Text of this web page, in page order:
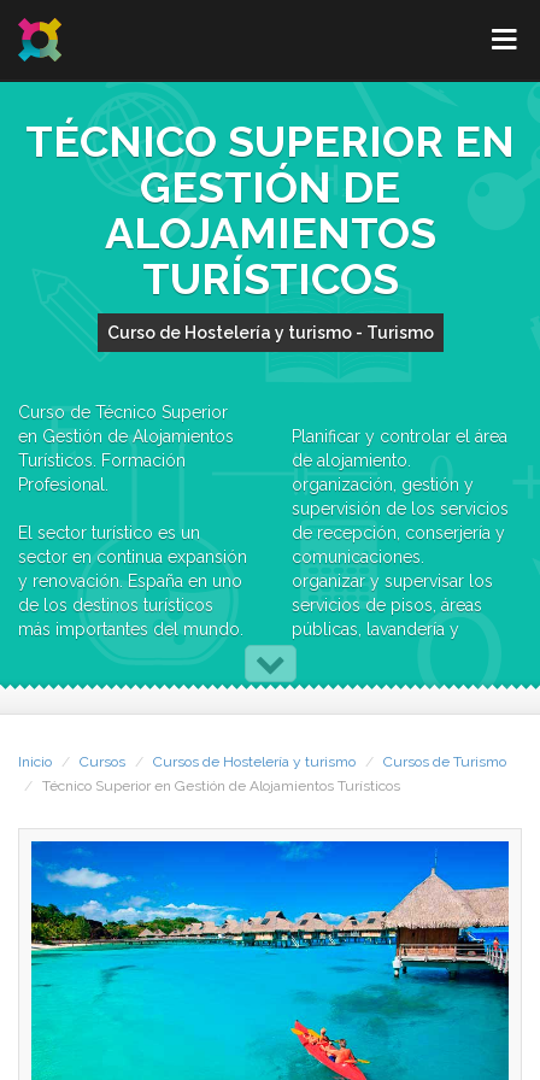
TÉCNICO SUPERIOR EN
GESTIÓN DE
ALOJAMIENTOS
TURÍSTICOS
Curso de Hostelería y turismo - Turismo
Curso de Técnico Superior
en Gestión de Alojamientos
Turísticos. Formación
Profesional.
El sector turístico es un
sector en continua expansión
y renovación. España en uno
de los destinos turísticos
más importantes del mundo.
mercado laboral con una alta
cualificación profesional.
Además, al finalizar el curso,
estarás preparado para
superar la prueba para la
obtención del Título Oficial
de FP Grado Superior de
Planificar y controlar el área
de alojamiento.
organización, gestión y
supervisión de los servicios
de recepción, conserjería y
comunicaciones.
organizar y supervisar los
servicios de pisos, áreas
públicas, lavandería y
lencería, aportando la
asistencia técnica y operativa
acciones comerciales que
que no perteneciendo al
dedicarse a la gestión,
dirección y coordinación de
alojamientos de forma eficaz
y organizada.
Llegamos a acuerdos de
colaboración con numerosas
empresas y centros, entre
Inicio Cursos Cursos de Hostelería y turismo
Cursos de Turismo
Técnico Superior en Gestión de Alojamientos Turísticos